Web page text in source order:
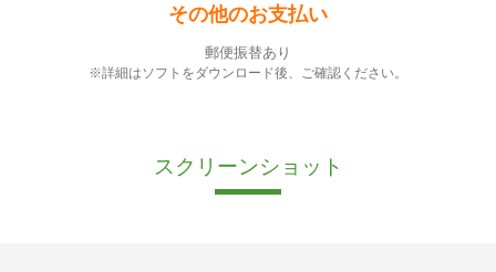
その他のお支払い
郵便振替あり
※詳細はソフトをダウンロード後、ご確認ください。
スクリーンショット